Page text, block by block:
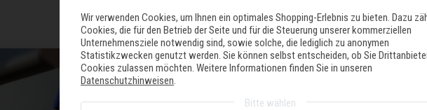
Wir verwenden Cookies, um Ihnen ein optimales Shopping-Erlebnis zu bieten. Dazu
Cookies, die für den Betrieb der Seite und für die Steuerung unserer kommerziellen
Unternehmensziele notwendig sind, sowie solche, die lediglich zu anonymen
Statistikzwecken genutzt werden. Sie können selbst entscheiden, ob Sie
Cookies zulassen möchten. Weitere Informationen finden Sie in unseren
Datenschutzhinweisen
Bitte wählen